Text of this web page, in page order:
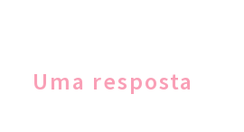
Uma resposta